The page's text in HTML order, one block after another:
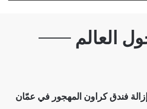
العالم
فندق كراون المهجور في عمّان